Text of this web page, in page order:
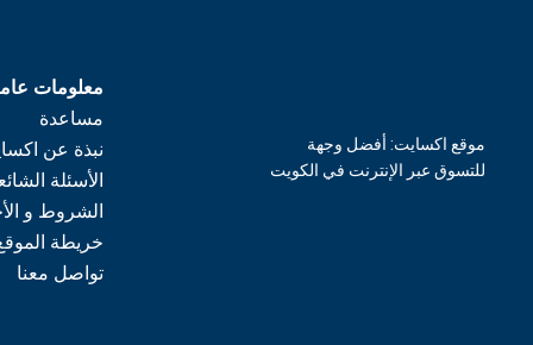
معلومات
مساعدة
نبذة عن
الأسئلة
الشروط و
خريطة
تواصل معنا
موقع اكسايت: أفضل وجهة
للتسوق عبر الإنترنت في الكويت